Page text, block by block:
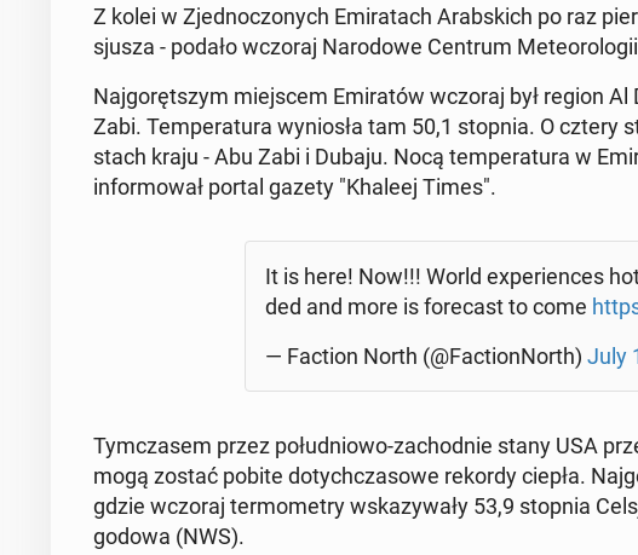
Z kolei w Zjed­no­czo­nych Emi­ra­tach Arab­skich po raz
sju­sza - podało wczoraj Na­ro­do­we Centrum
Naj­go­ręt­szym miej­scem Emi­ra­tów wczoraj był region
Zabi. Tem­pe­ra­tu­ra wy­nio­sła tam 50,1 stopnia. O cztery
stach kraju - Abu Zabi i Dubaju. Nocą tem­pe­ra­tu­ra w
in­for­mo­wał portal gazety "Khaleej Times".
It is here! Now!!! World expe­rien­ces
ded and more is fo­re­cast to come
— Faction North (@Fac­tion­North) July
Tym­cza­sem przez po­łu­dnio­wo-za­chod­nie stany USA
mogą zostać pobite do­tych­cza­so­we rekordy ciepła.
gdzie wczoraj ter­mo­me­try wska­zy­wa­ły 53,9 stopnia
go­do­wa (NWS).